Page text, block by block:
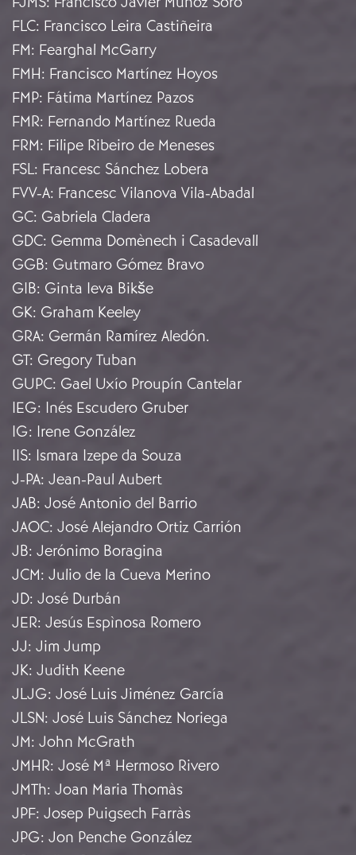
FLC: Francisco Leira Castiñeira
FM: Fearghal McGarry
FMH: Francisco Martínez Hoyos
FMP: Fátima Martínez Pazos
FMR: Fernando Martínez Rueda
FRM: Filipe Ribeiro de Meneses
FSL: Francesc Sánchez Lobera
FVV-A: Francesc Vilanova Vila-Abadal
GC: Gabriela Cladera
GDC: Gemma Domènech i Casadevall
GGB: Gutmaro Gómez Bravo
GIB: Ginta Ieva Bikše
GK: Graham Keeley
GRA: Germán Ramírez Aledón.
GT: Gregory Tuban
GUPC: Gael Uxío Proupín Cantelar
IEG: Inés Escudero Gruber
IG: Irene González
IIS: Ismara Izepe da Souza
J-PA: Jean-Paul Aubert
JAB: José Antonio del Barrio
JAOC: José Alejandro Ortiz Carrión
JB: Jerónimo Boragina
JCM: Julio de la Cueva Merino
JD: José Durbán
JER: Jesús Espìnosa Romero
JJ: Jim Jump
JK: Judith Keene
JLJG: José Luis Jiménez García
JLSN: José Luis Sánchez Noriega
JM: John McGrath
JMHR: José Mª Hermoso Rivero
JMTh: Joan Maria Thomàs
JPF: Josep Puigsech Farràs
JPG: Jon Penche González